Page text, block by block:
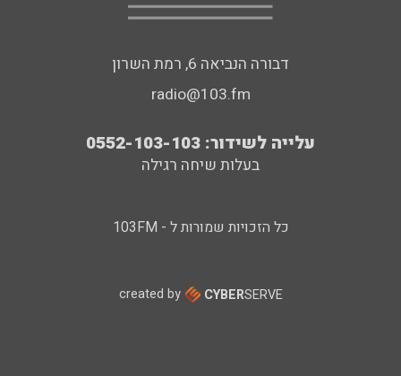
דבורה הנביאה 6, רמת השרון
radio@103.fm
עלייה לשידור: 0552-103-103
בעלות שיחה רגילה
כל הזכויות שמורות ל - 103FM
created by CYBERSERVE